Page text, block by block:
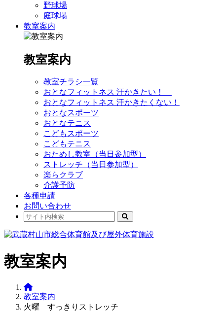
野球場
庭球場
教室案内
教室案内
教室チラシ一覧
おとなフィットネス 汗かきたい！
おとなフィットネス 汗かきたくない！
おとなスポーツ
おとなテニス
こどもスポーツ
こどもテニス
おためし教室（当日参加型）
ストレッチ（当日参加型）
楽らクラブ
介護予防
各種申請
お問い合わせ
教室案内
教室案内
火曜 すっきりストレッチ